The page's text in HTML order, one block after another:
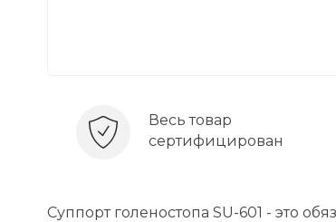
Весь товар
сертифицирован
Суппорт голеностопа SU-601 - это